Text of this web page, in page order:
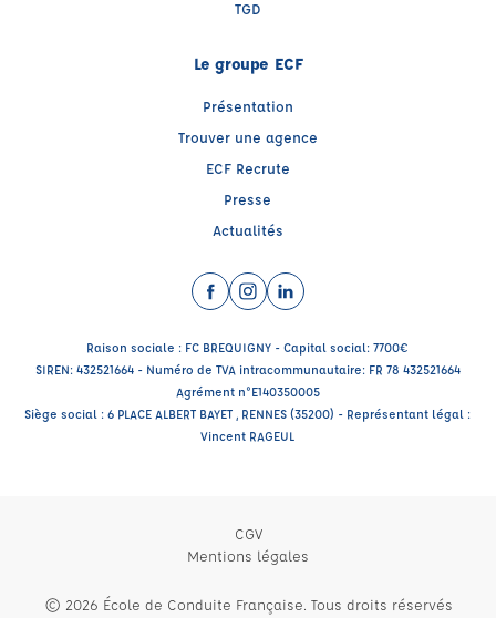
TGD
Le groupe ECF
Présentation
Trouver une agence
ECF Recrute
Presse
Actualités
Facebook (nouvelle fenêtre)
Instagram (nouvelle fenêtre)
LinkedIn (nouvelle fenêtre)
Raison sociale : FC BREQUIGNY - Capital social: 7700€
SIREN: 432521664 - Numéro de TVA intracommunautaire: FR 78 432521664
Agrément n°E140350005
Siège social : 6 PLACE ALBERT BAYET , RENNES (35200) - Représentant légal :
Vincent RAGEUL
CGV
Mentions légales
© 2026 École de Conduite Française. Tous droits réservés